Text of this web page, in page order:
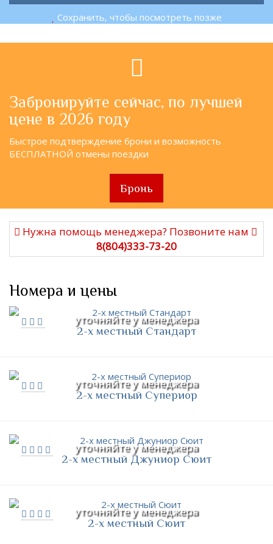
Сохранить, чтобы посмотреть позже
Забронируйте сейчас, по лучшей
цене в 2026 году
Быстрое подтверждение брони и возможность
БЕСПЛАТНОЙ отмены поездки
Бронь
Нужна помощь менеджера? Позвоните нам
8(804)333-73-20
Номера и цены
уточняйте у менеджера
2-х местный Стандарт
уточняйте у менеджера
2-х местный Супериор
уточняйте у менеджера
2-х местный Джуниор Сюит
уточняйте у менеджера
2-х местный Сюит